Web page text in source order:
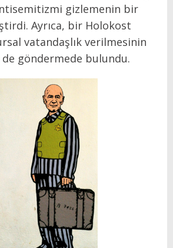
gizlemenin bir
Ayrıca, bir Holokost
vatandaşlık verilmesinin
göndermede bulundu.